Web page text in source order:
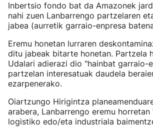
Inbertsio fondo bat da Amazonek
nahi zuen Lanbarrengo partzelaren
jabea (aurretik garraio-enpresa
Eremu honetan lurraren
ditu jabeak bitarte honetan. Partzela
Udalari adierazi dio "hainbat garraio-
partzelan interesatuak daudela
ezarpenerako.
Oiartzungo Hirigintza
arabera, Lanbarrengo eremu
logistiko edo/eta industriala